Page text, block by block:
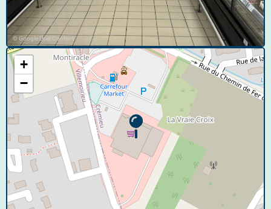
© Google User Content
+
−